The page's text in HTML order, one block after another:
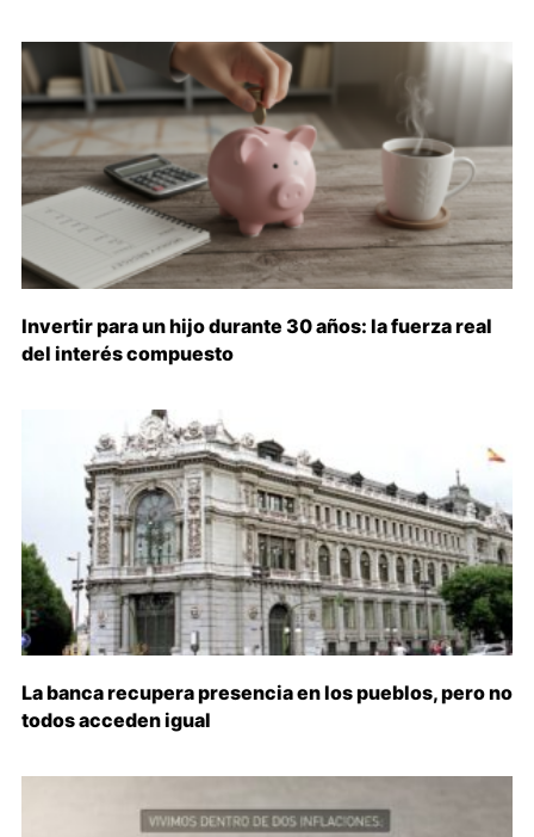
Invertir para un hijo durante 30 años: la fuerza real
del interés compuesto
La banca recupera presencia en los pueblos, pero no
todos acceden igual